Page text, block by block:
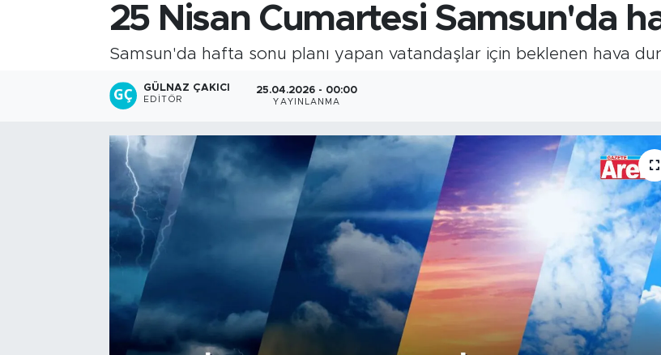
25 Nisan Cumartesi Samsun'da
Samsun'da hafta sonu planı yapan vatandaşlar için beklenen hava
GÜLNAZ ÇAKICI
EDITÖR
25.04.2026 - 00:00
YAYINLANMA
Trafik Durumu
Tüm Manşetler
Son Dakika Haberleri